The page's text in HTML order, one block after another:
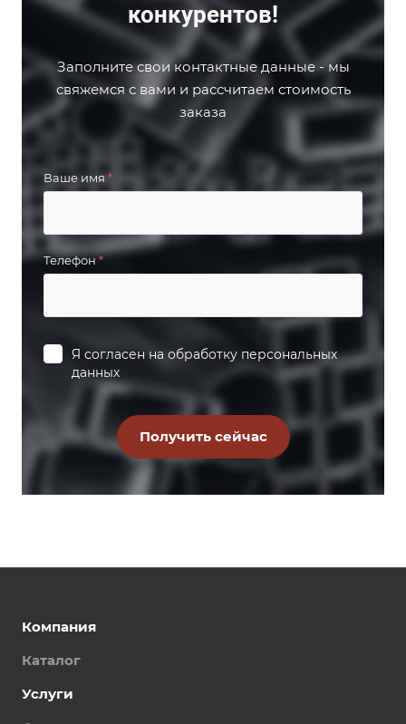
конкурентов!
Заполните свои контактные данные - мы
свяжемся с вами и рассчитаем стоимость
заказа
Ваше имя *
Телефон*
Я согласен на обработку персональных
данных
Компания
Каталог
Услуги